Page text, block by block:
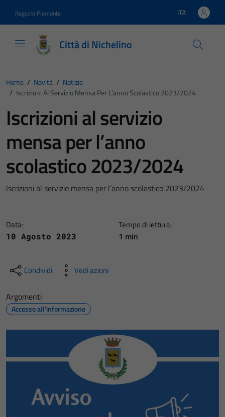
Regione Piemonte Lingua attiva:
ITA
Città di Nichelino
Home / Novità / Notizie
/ Iscrizioni Al Servizio Mensa Per L’anno Scolastico 2023/2024
Iscrizioni al servizio
mensa per l’anno
scolastico 2023/2024
Iscrizioni al servizio mensa per l’anno scolastico 2023/2024
Data:
10 Agosto 2023
Tempo di lettura:
1 min
Condividi Vedi azioni
Argomenti
Accesso all'informazione